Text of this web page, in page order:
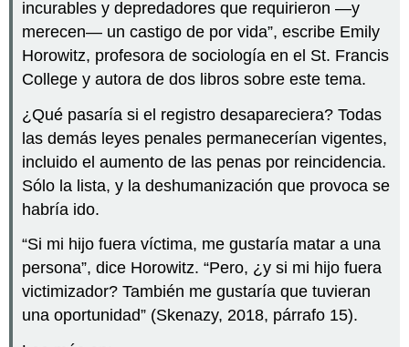
incurables y depredadores que requirieron —y
merecen— un castigo de por vida”, escribe Emily
Horowitz, profesora de sociología en el St. Francis
College y autora de dos libros sobre este tema.
¿Qué pasaría si el registro desapareciera? Todas
las demás leyes penales permanecerían vigentes,
incluido el aumento de las penas por reincidencia.
Sólo la lista, y la deshumanización que provoca se
habría ido.
“Si mi hijo fuera víctima, me gustaría matar a una
persona”, dice Horowitz. “Pero, ¿y si mi hijo fuera
victimizador? También me gustaría que tuvieran
una oportunidad” (Skenazy, 2018, párrafo 15).